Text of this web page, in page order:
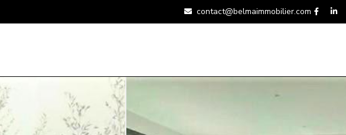
contact@belmaimmobilier.com